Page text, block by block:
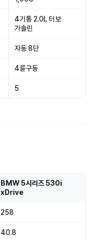
4기통 2.0L 터보
가솔린
자동 8단
4륜구동
5
BMW 5시리즈 530i
xDrive
258
40.8